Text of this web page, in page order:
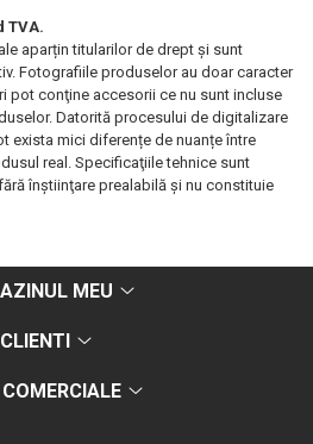
TVA.
aparțin titularilor de drept şi sunt
Fotografiile produselor au doar caracter
pot conţine accesorii ce nu sunt incluse
Datorită procesului de digitalizare
exista mici diferențe de nuanțe între
real. Specificaţiile tehnice sunt
înştiinţare prealabilă şi nu constituie
MEU
CLIENTI